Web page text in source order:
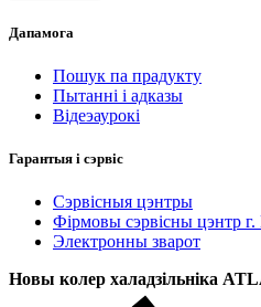
Дапамога
Пошук па прадукту
Пытанні і адказы
Відеэаурокі
Гарантыя і сэрвіс
Сэрвісныя цэнтры
Фірмовы сэрвісны цэнтр
Электронны зварот
Новы колер халадзільніка